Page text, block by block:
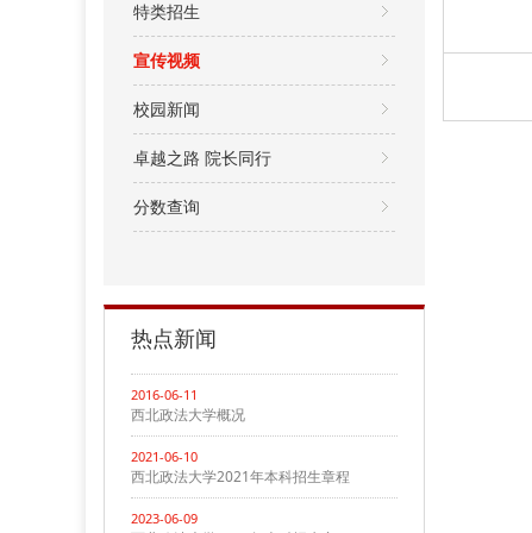
特类招生
宣传视频
校园新闻
卓越之路 院长同行
分数查询
热点新闻
2016-06-11
西北政法大学概况
2021-06-10
西北政法大学2021年本科招生章程
2023-06-09